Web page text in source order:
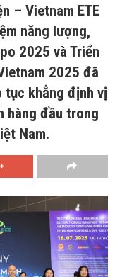
– Vietnam ETE
năng lượng,
2025 và Triển
2025 đã
tục khẳng định vị
hàng đầu trong
Nam.